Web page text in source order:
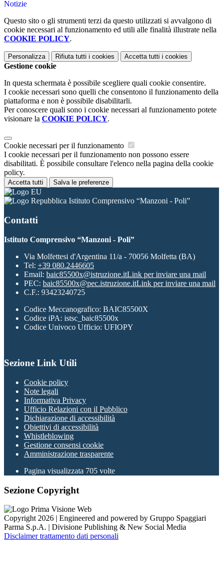
Notizie
Questo sito o gli strumenti terzi da questo utilizzati si avvalgono di
cookie necessari al funzionamento ed utili alle finalità illustrate nella
COOKIE POLICY.
Personalizza Rifiuta tutti i cookies Accetta tutti i cookies
Gestione cookie
In questa schermata è possibile scegliere quali cookie consentire.
I cookie necessari sono quelli che consentono il funzionamento della
piattaforma e non è possibile disabilitarli.
Per conoscere quali sono i cookie necessari al funzionamento potete
visionare la COOKIE POLICY.
Cookie necessari per il funzionamento
I cookie necessari per il funzionamento non possono essere
disabilitati. È possibile consultare l'elenco nella pagina della cookie
policy.
Accetta tutti Salva le preferenze
Istituto Comprensivo “Manzoni - Poli”
Contatti
Istituto Comprensivo “Manzoni - Poli”
Via Molfettesi d'Argentina 11/a - 70056 Molfetta (BA)
Tel: +39 080.2446605
Email: baic85500x@istruzione.itLink per inviare una mail
PEC: baic85500x@pec.istruzione.itLink per inviare una mail
C.F.: 93423240725
Codice Meccanografico: BAIC85500X
Codice iPA: istsc_baic85500x
Codice Univoco Ufficio: UFIOPY
Sezione Link Utili
Cookie policy
Note legali
Informativa Privacy
Ufficio Relazioni con il Pubblico
Dichiarazione di accessibilità
Obiettivi di accessibilità
Whistleblowing
Gestione consensi cookie
Amministrazione trasparente
Pagina visualizzata 705 volte
Sezione Copyright
Copyright 2026 | Engineered and powered by Gruppo Spaggiari
Parma S.p.A. | Divisione Publishing & New Social Media
Disclaimer trattamento dati personali